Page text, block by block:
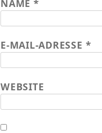
NAME *
E-MAIL-ADRESSE *
WEBSITE